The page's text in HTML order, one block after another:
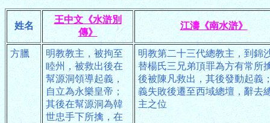
姓名
王中文《水滸別
傳》
江濤《南水滸》
方臘
明教教主，被拘至
睦州，被救出後在
幫源洞領導起義，
自立為永樂皇帝；
其後在幫源洞為韓
世忠手下所擒，在
明教第二十三代總教主，到錦
替楊氏三兄弟頂罪為方有常所
後被陳凡救出，其後發動起義
義失敗後遷至西域總壇，辭去
主之位